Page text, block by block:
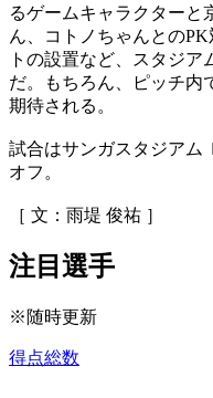
るゲームキャラクターと
ん、コトノちゃんとの
トの設置など、スタジ
だ。もちろん、ピッチ内
期待される。
試合はサンガスタジアム
オフ。
［ 文：雨堤 俊祐 ］
注目選手
※随時更新
得点総数